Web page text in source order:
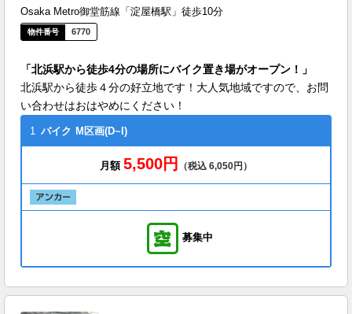
Osaka Metro御堂筋線「淀屋橋駅」徒歩10分
6770
「北浜駅から徒歩4分の場所にバイク置き場がオープン！」
北浜駅から徒歩４分の好立地です！大人気地域ですので、お問
い合わせはおはやめにください！
1 バイク M区画(D~I)
月額 5,500円 （税込 6,050円）
募集中